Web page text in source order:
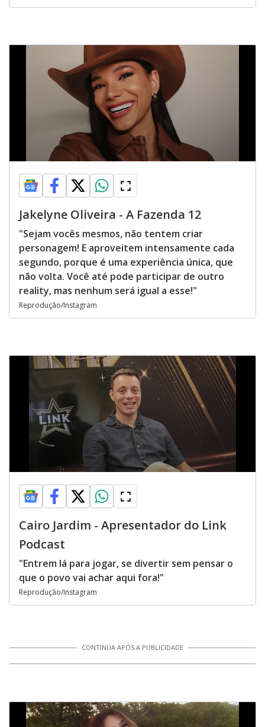
Jakelyne Oliveira - A Fazenda 12
"Sejam vocês mesmos, não tentem criar
personagem! E aproveitem intensamente cada
segundo, porque é uma experiência única, que
não volta. Você até pode participar de outro
reality, mas nenhum será igual a esse!"
Reprodução/Instagram
Cairo Jardim - Apresentador do Link
Podcast
"Entrem lá para jogar, se divertir sem pensar o
que o povo vai achar aqui fora!"
Reprodução/Instagram
CONTINUA APÓS A PUBLICIDADE